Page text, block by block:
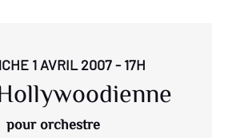
1 AVRIL 2007 - 17H
pour orchestre